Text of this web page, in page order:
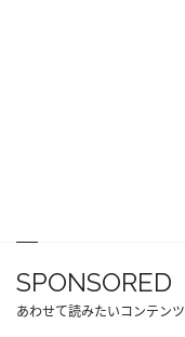
SPONSORED
あわせて読みたいコンテンツ